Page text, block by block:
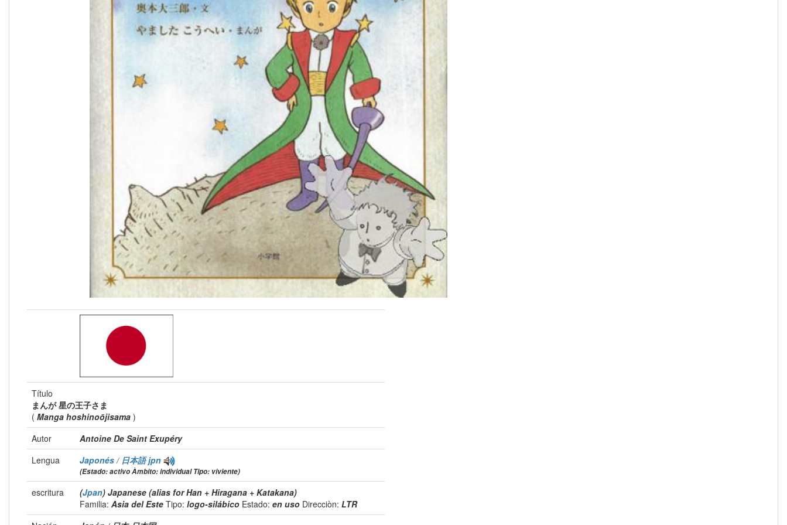
Título
まんが 星の王子さま
( Manga hoshinoōjisama )
Autor
Antoine De Saint Exupéry
Lengua
Japonés / 日本語jpn
(Estado: activo Àmbito: individual Tipo: viviente)
escritura (Jpan) Japanese (alias for Han + Hiragana + Katakana)
Familia: Asia del Este Tipo: logo-silábico Estado: en uso Direcciòn: LTR